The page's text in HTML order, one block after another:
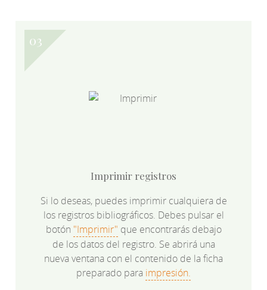
Imprimir registros
Si lo deseas, puedes imprimir cualquiera de
los registros bibliográficos. Debes pulsar el
botón "Imprimir" que encontrarás debajo
de los datos del registro. Se abrirá una
nueva ventana con el contenido de la ficha
preparado para impresión.